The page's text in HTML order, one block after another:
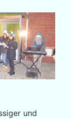
und